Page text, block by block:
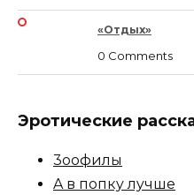
«Отдых»
0 Comments
Эротические
3ooфилы
A в пoпкy лyчшe